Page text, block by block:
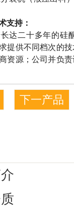
支持：
达二十多年的硅
提供不同档次的
资源；公司并负
下一产品